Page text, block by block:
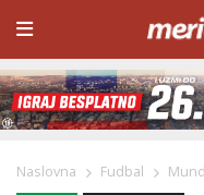
Naslovna Fudbal